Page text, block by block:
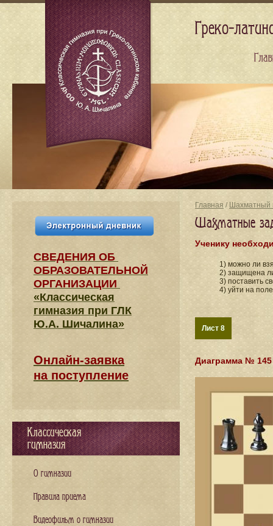
Главная / Шахматный
Шахматные
Ученику
1) можно ли
2) защищена
3) поставить
4) уйти на
Лист 8
Диаграмма № 145
СВЕДЕНИЯ​ ОБ
ОБРАЗОВАТЕЛЬНОЙ
ОРГАНИЗАЦИИ
«Классическая
гимназия при ГЛК
Ю.А. Шичалина»
Онлайн-заявка
на поступление
Классическая
гимназия
О гимназии
Правила приема
Видеофильм о гимназии
Греко-